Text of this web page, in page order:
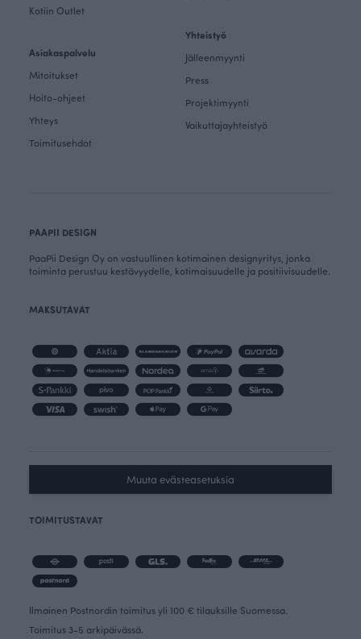
Kotiin Outlet
Asiakaspalvelu
Mitoitukset
Hoito-ohjeet
Yhteys
Toimitusehdot
Yhteistyö
Jälleenmyynti
Press
Projektimyynti
Vaikuttajayhteistyö
PAAPII DESIGN
PaaPii Design Oy on vastuullinen kotimainen designyritys, jonka
toiminta perustuu kestävyydelle, kotimaisuudelle ja positiivisuudelle.
MAKSUTAVAT
Muuta evästeasetuksia
TOIMITUSTAVAT
Ilmainen Postnordin toimitus yli 100 € tilauksille Suomessa.
Toimitus 3-5 arkipäivässä.